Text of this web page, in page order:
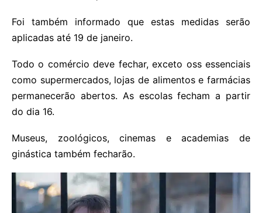
Foi também informado que estas medidas serão
aplicadas até 19 de janeiro.
Todo o comércio deve fechar, exceto oss essenciais
como supermercados, lojas de alimentos e farmácias
permanecerão abertos. As escolas fecham a partir
do dia 16.
Museus, zoológicos, cinemas e academias de
ginástica também fecharão.